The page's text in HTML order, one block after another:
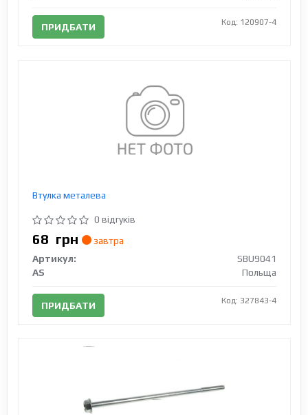
ПРИДБАТИ Код: 120907-4
Втулка металева
0 відгуків
68 грн
завтра
Артикул:
SBU9041
AS
Польща
ПРИДБАТИ Код: 327843-4